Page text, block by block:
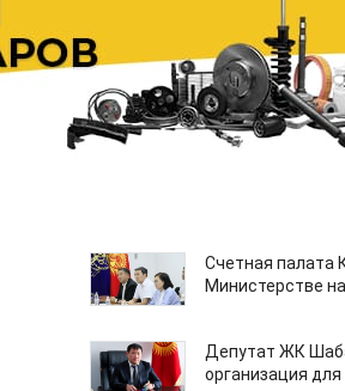
Счетная палата
Министерстве
Депутат ЖК
организация